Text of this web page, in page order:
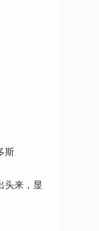
斯
头来，显